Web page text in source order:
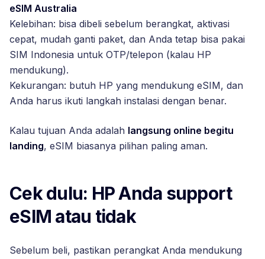
eSIM Australia
Kelebihan: bisa dibeli sebelum berangkat, aktivasi
cepat, mudah ganti paket, dan Anda tetap bisa pakai
SIM Indonesia untuk OTP/telepon (kalau HP
mendukung).
Kekurangan: butuh HP yang mendukung eSIM, dan
Anda harus ikuti langkah instalasi dengan benar.
Kalau tujuan Anda adalah langsung online begitu
landing, eSIM biasanya pilihan paling aman.
Cek dulu: HP Anda support
eSIM atau tidak
Sebelum beli, pastikan perangkat Anda mendukung